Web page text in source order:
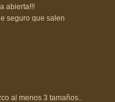
abierta!!!
seguro que salen
al menos 3 tamaños..